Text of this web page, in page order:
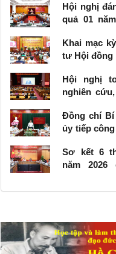
Hội nghị
quả 01
số 57-NQ/TW
Khai mạc
tư Hội đồng
kỳ 2026 -
Hội nghị
nghiên cứu,
khai thực
quyết số
phát triển
vốn đầu
Đồng chí
ủy tiếp công
Sơ kết 6
năm 2026
các công
giao thông